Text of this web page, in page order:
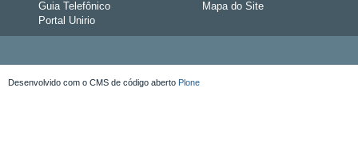
Guia Telefônico
Portal Unirio
Mapa do Site
Desenvolvido com o CMS de código aberto Plone